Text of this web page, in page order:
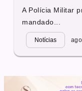
A Polícia Militar
mandado...
Notícias